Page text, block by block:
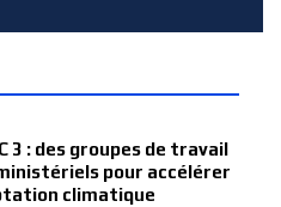
3 : des groupes de travail
pour accélérer
climatique